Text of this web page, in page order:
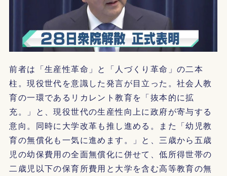
前者は「生産性革命」と「人づくり革命」の二本
柱。現役世代を意識した発言が目立った。社会人教
育の一環であるリカレント教育を「抜本的に拡
充。」と、現役世代の生産性向上に政府が寄与する
意向。同時に大学改革も推し進める。また「幼児教
育の無償化も一気に進めます。」と、三歳から五歳
児の幼保費用の全面無償化に併せて、低所得世帯の
二歳児以下の保育所費用と大学を含む高等教育の無